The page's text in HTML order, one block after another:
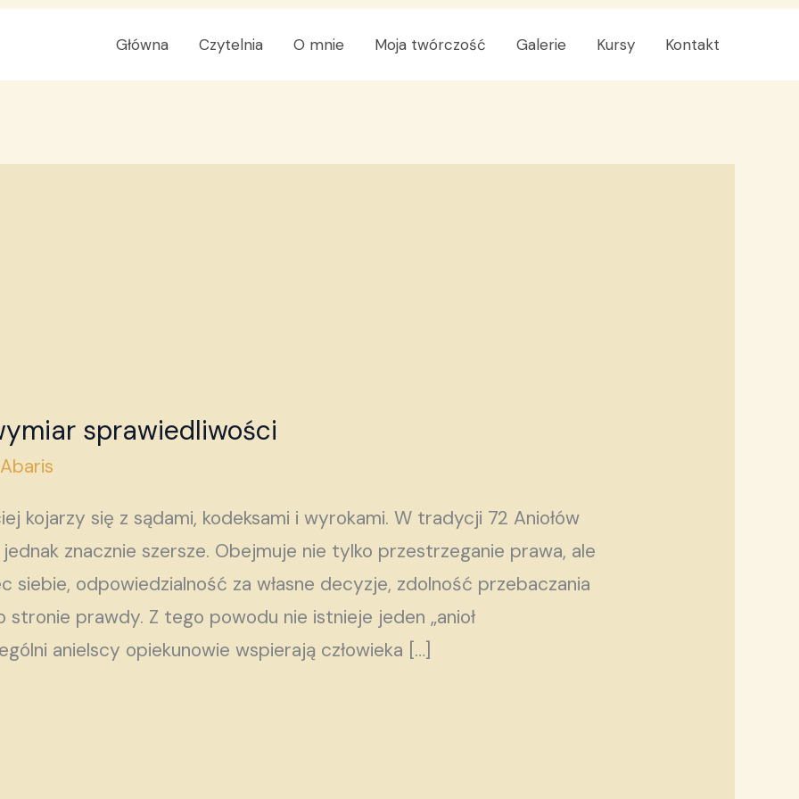
Główna Czytelnia O mnie Moja twórczość Galerie Kursy Kontakt
sprawiedliwości
Abaris
kojarzy się z sądami, kodeksami i wyrokami. W tradycji 72 Aniołów
znacznie szersze. Obejmuje nie tylko przestrzeganie prawa, ale
siebie, odpowiedzialność za własne decyzje, zdolność przebaczania
stronie prawdy. Z tego powodu nie istnieje jeden „anioł
anielscy opiekunowie wspierają człowieka […]